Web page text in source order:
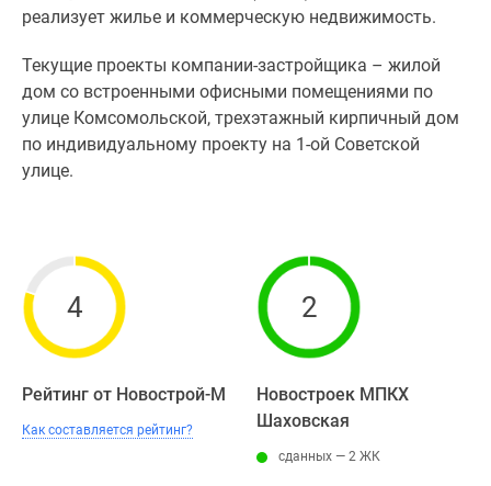
реализует жилье и коммерческую недвижимость.
Текущие проекты компании-застройщика – жилой
дом со встроенными офисными помещениями по
улице Комсомольской, трехэтажный кирпичный дом
по индивидуальному проекту на 1-ой Советской
улице.
4
Рейтинг от Новострой-М
Как составляется рейтинг?
2
Новостроек МПКХ
Шаховская
сданных — 2 ЖК